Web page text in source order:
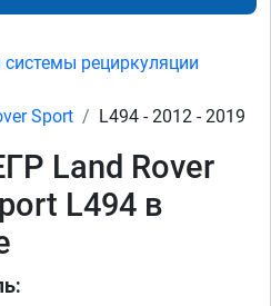
рециркуляции
Sport L494 - 2012 - 2019
Land Rover
L494 в